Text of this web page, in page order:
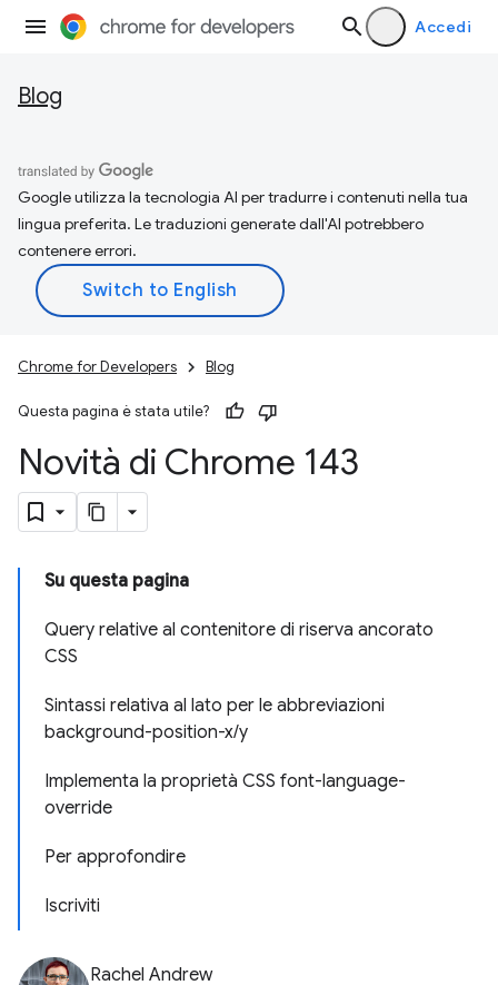
Accedi
Blog
Google utilizza la tecnologia AI per tradurre i contenuti nella tua
lingua preferita. Le traduzioni generate dall'AI potrebbero
contenere errori.
Chrome for Developers Blog
Questa pagina è stata utile?
Novità di Chrome 143
Su questa pagina
Query relative al contenitore di riserva ancorato
CSS
Sintassi relativa al lato per le abbreviazioni
background-position-x/y
Implementa la proprietà CSS font-language-
override
Per approfondire
Iscriviti
Rachel Andrew